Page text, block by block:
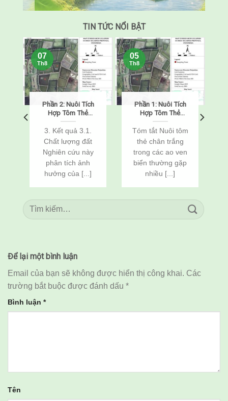
TIN TỨC NỔI BẬT
Phần 2: Nuôi Tích
Hợp Tôm Thẻ
Chân Trắng
(Penaeus
vannamei) Và Cá
Rô Phi
(Oreochromis
niloticus) Thông
Qua Cải Tạo Đất
3. Kết quả 3.1.
Chất lượng đất
Nghiên cứu này
phân tích ảnh
hưởng của [...]
07
Th8
Phần 1: Nuôi Tích
Hợp Tôm Thẻ
Chân Trắng
(Penaeus
vannamei) Và Cá
(Oreochromis
niloticus) Thông
Qua Cải Tạo Đất
Tóm tắt Nuôi tôm
thẻ chân trắng
trong các ao ven
biển thường gặp
nhiều [...]
05
Th8
Để lại một bình luận
Email của bạn sẽ không được hiển thị công khai. Các
trường bắt buộc được đánh dấu *
Bình luận *
Tên